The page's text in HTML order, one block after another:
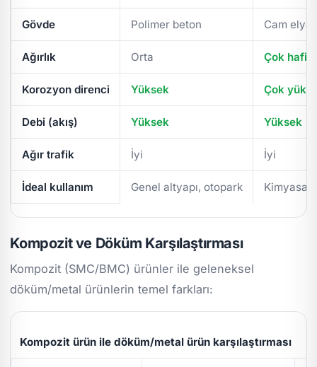
Gövde Polimer beton Cam
Ağırlık Orta Çok hafif
Korozyon direnci Yüksek Çok
Debi (akış) Yüksek Yüksek
Ağır trafik İyi İyi
İdeal kullanım Genel altyapı, otopark
Kompozit ve Döküm Karşılaştırması
Kompozit (SMC/BMC) ürünler ile geleneksel
döküm/metal ürünlerin temel farkları:
Kompozit ürün ile döküm/metal ürün karşılaştırması